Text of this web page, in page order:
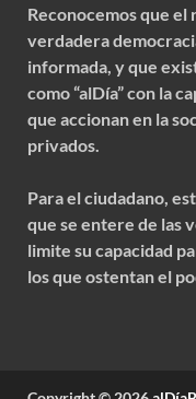
Reconocemos que
verdadera
informada, y que
como “alDía” con la
que accionan en la
privados.
Para el ciudadano,
que se entere de las
limite su capacidad
los que ostentan el